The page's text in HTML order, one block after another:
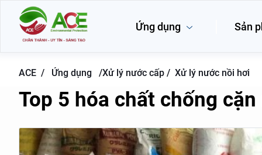
Ứng dụng Sản
ACE / Ứng dụng /Xử lý nước cấp / Xử lý nước nồi hơi
Top 5 hóa chất chống